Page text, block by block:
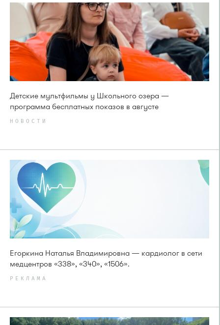
Детские мультфильмы у Школьного озера —
программа бесплатных показов в августе
НОВОСТИ
Егоркина Наталья Владимировна — кардиолог в сети
медцентров «338», «340», «1506».
РЕКЛАМА